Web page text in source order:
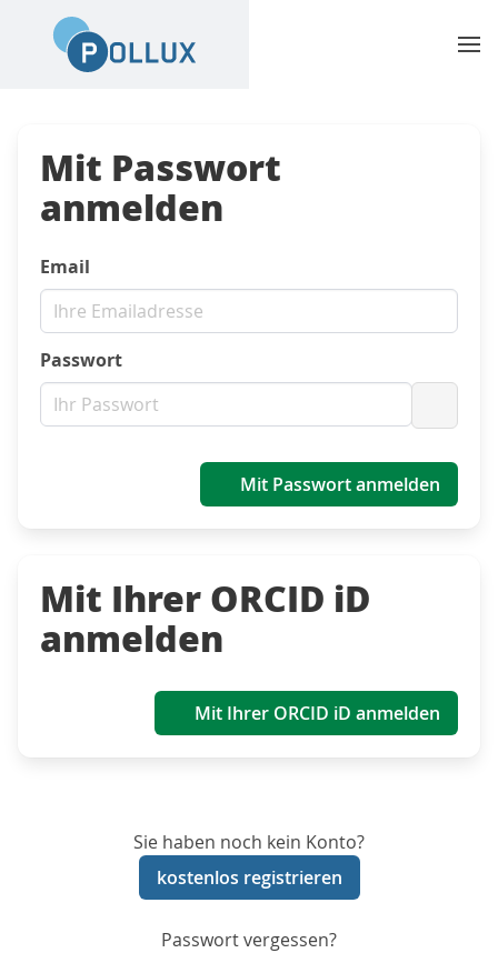
Mit Passwort
anmelden
Email
Passwort
Mit Passwort anmelden
Mit Ihrer ORCID iD
anmelden
Mit Ihrer ORCID iD anmelden
Sie haben noch kein Konto?
kostenlos registrieren
Passwort vergessen?